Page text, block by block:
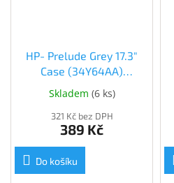
HP- Prelude Grey 17.3"
Case (34Y64AA)
(34Y64AA)
Skladem (6 ks)
321 Kč bez DPH
389 Kč
Do košíku